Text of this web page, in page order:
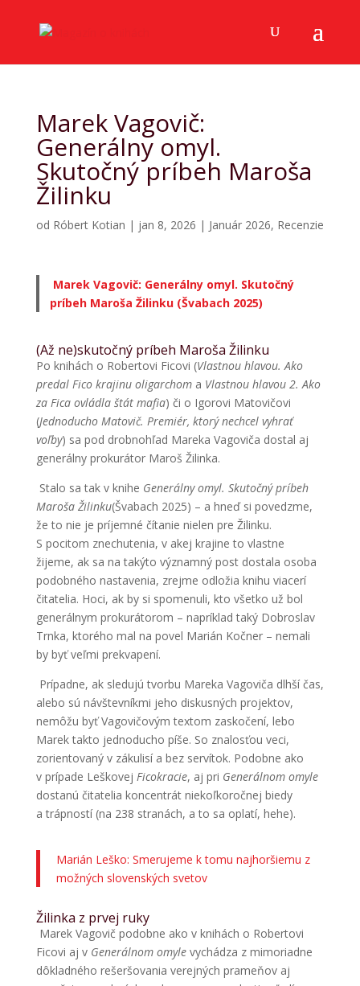
Marek Vagovič:
Generálny omyl.
Skutočný príbeh Maroša
Žilinku
od Róbert Kotian | jan 8, 2026 | Január 2026, Recenzie
Marek Vagovič: Generálny omyl. Skutočný
príbeh Maroša Žilinku (Švabach 2025)
(Až ne)skutočný príbeh Maroša Žilinku
Po knihách o Robertovi Ficovi (Vlastnou hlavou. Ako
predal Fico krajinu oligarchoma Vlastnou hlavou 2. Ako
za Fica ovládla štát mafia) či o Igorovi Matovičovi
(Jednoducho Matovič. Premiér, ktorý nechcel vyhrať
voľby) sa pod drobnohľad Mareka Vagoviča dostal aj
generálny prokurátor Maroš Žilinka.
Stalo sa tak v knihe Generálny omyl. Skutočný príbeh
Maroša Žilinku(Švabach 2025) – a hneď si povedzme,
že to nie je príjemné čítanie nielen pre Žilinku.
S pocitom znechutenia, v akej krajine to vlastne
žijeme, ak sa na takýto významný post dostala osoba
podobného nastavenia, zrejme odložia knihu viacerí
čitatelia. Hoci, ak by si spomenuli, kto všetko už bol
generálnym prokurátorom – napríklad taký Dobroslav
Trnka, ktorého mal na povel Marián Kočner – nemali
by byť veľmi prekvapení.
Prípadne, ak sledujú tvorbu Mareka Vagoviča dlhší čas,
alebo sú návštevníkmi jeho diskusných projektov,
nemôžu byť Vagovičovým textom zaskočení, lebo
Marek takto jednoducho píše. So znalosťou veci,
zorientovaný v zákulisí a bez servítok. Podobne ako
v prípade Leškovej Ficokracie, aj pri Generálnom omyle
dostanú čitatelia koncentrát niekoľkoročnej biedy
a trápností (na 238 stranách, a to sa oplatí, hehe).
Marián Leško: Smerujeme k tomu najhoršiemu z
možných slovenských svetov
Žilinka z prvej ruky
Marek Vagovič podobne ako v knihách o Robertovi
Ficovi aj v Generálnom omylevychádza z mimoriadne
dôkladného rešeršovania verejných prameňov aj